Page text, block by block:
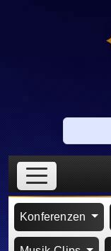
Konferenzen